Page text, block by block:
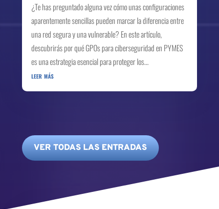
¿Te has preguntado alguna vez cómo unas configuraciones
aparentemente sencillas pueden marcar la diferencia entre
una red segura y una vulnerable? En este artículo,
descubrirás por qué GPOs para ciberseguridad en PYMES
es una estrategia esencial para proteger los...
leer más
VER TODAS LAS ENTRADAS